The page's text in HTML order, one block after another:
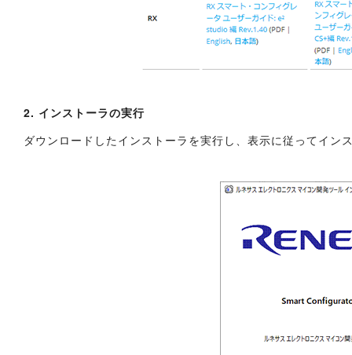
2. インストーラの実行
ダウンロードしたインストーラを実行し、表示に従ってイン